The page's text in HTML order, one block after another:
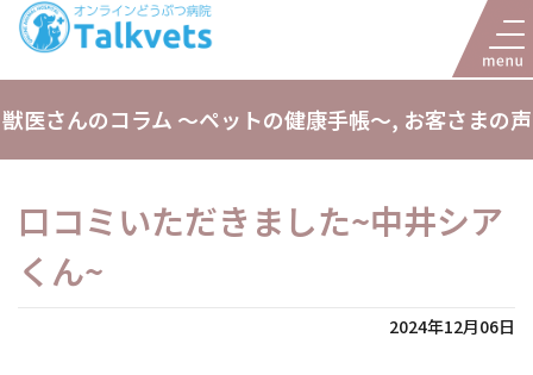
獣医さんのコラム 〜ペットの健康手帳〜, お客さまの声
口コミいただきました~中井シア
くん~
2024年12月06日